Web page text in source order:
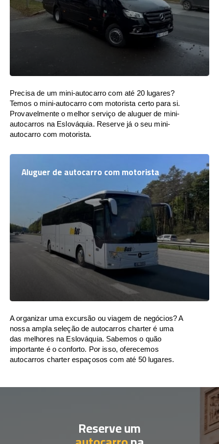
Precisa de um mini-autocarro com até 20 lugares?
Temos o mini-autocarro com motorista certo para si.
Provavelmente o melhor serviço de aluguer de mini-
autocarros na Eslováquia. Reserve já o seu mini-
autocarro com motorista.
Aluguer de autocarro com motorista
A organizar uma excursão ou viagem de negócios? A
nossa ampla seleção de autocarros charter é uma
das melhores na Eslováquia. Sabemos o quão
importante é o conforto. Por isso, oferecemos
autocarros charter espaçosos com até 50 lugares.
Reserve um